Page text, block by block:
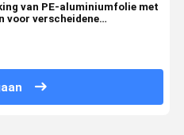
van PE-aluminiumfolie met
voor verscheidene